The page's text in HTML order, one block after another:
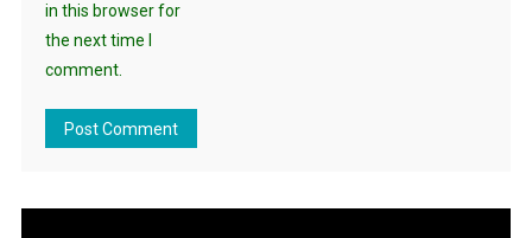
in this browser for
the next time I
comment.